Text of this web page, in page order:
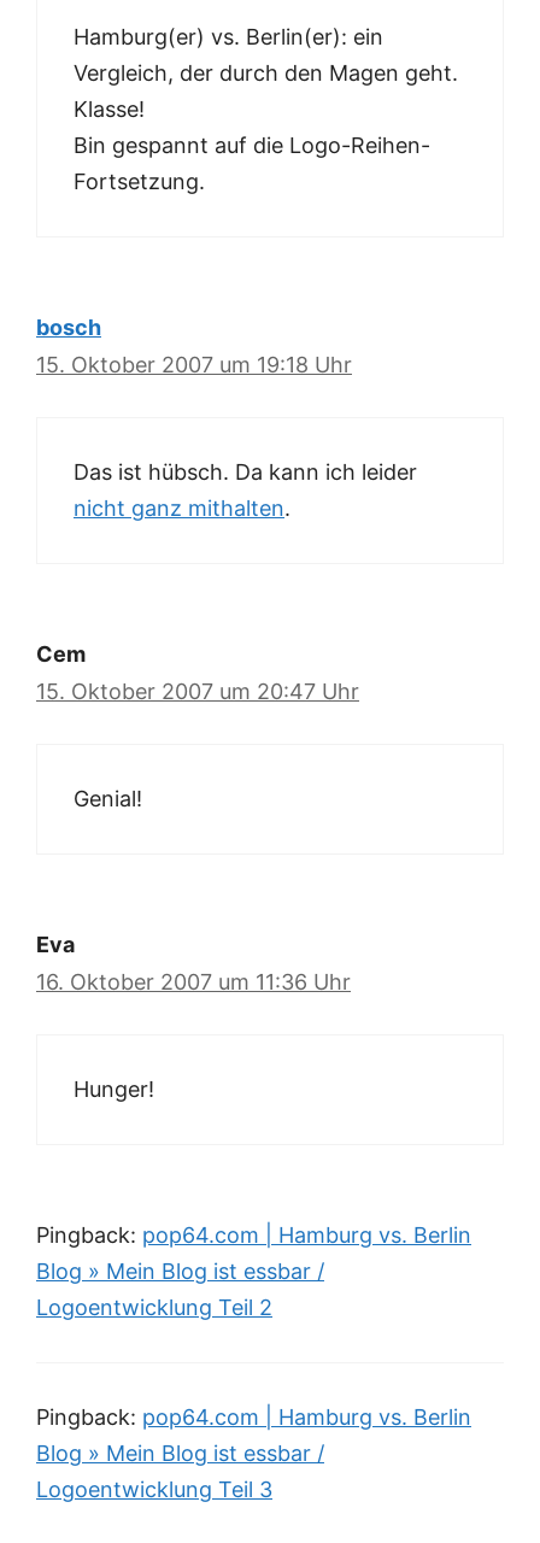
Hamburg(er) vs. Berlin(er): ein
Vergleich, der durch den Magen geht.
Klasse!
Bin gespannt auf die Logo-Reihen-
Fortsetzung.
bosch
15. Oktober 2007 um 19:18 Uhr
Das ist hübsch. Da kann ich leider
nicht ganz mithalten.
Cem
15. Oktober 2007 um 20:47 Uhr
Genial!
Eva
16. Oktober 2007 um 11:36 Uhr
Hunger!
Pingback: pop64.com | Hamburg vs. Berlin
Blog » Mein Blog ist essbar /
Logoentwicklung Teil 2
Pingback: pop64.com | Hamburg vs. Berlin
Blog » Mein Blog ist essbar /
Logoentwicklung Teil 3